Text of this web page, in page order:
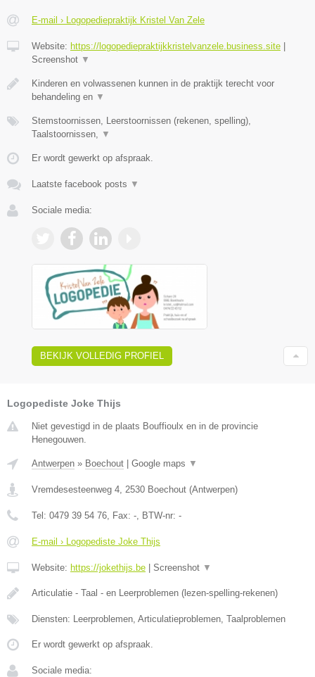
E-mail › Logopediepraktijk Kristel Van Zele
Website: https://logopediepraktijkkristelvanzele.business.site
Screenshot ▼
Kinderen en volwassenen kunnen in de praktijk terecht voor
behandeling en ▼
Stemstoornissen, Leerstoornissen (rekenen, spelling),
Taalstoornissen, ▼
Er wordt gewerkt op afspraak.
Laatste facebook posts ▼
Sociale media:
BEKIJK VOLLEDIG PROFIEL
Logopediste Joke Thijs
Niet gevestigd in de plaats Bouffioulx en in de provincie
Henegouwen.
Antwerpen » Boechout Google maps ▼
Vremdesesteenweg 4, 2530 Boechout (Antwerpen)
Tel: 0479 39 54 76, Fax: -, BTW-nr: -
E-mail › Logopediste Joke Thijs
Website: https://jokethijs.be Screenshot ▼
Articulatie - Taal - en Leerproblemen (lezen-spelling-rekenen)
Diensten: Leerproblemen, Articulatieproblemen, Taalproblemen
Er wordt gewerkt op afspraak.
Sociale media: